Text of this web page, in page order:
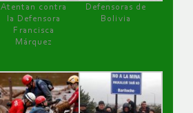
Atentan contra
la Defensora
Francisca
Márquez
Defensoras de
Bolivia